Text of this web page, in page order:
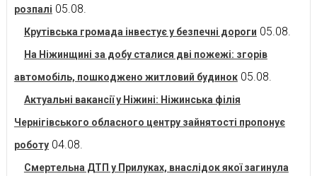
розпалі 05.08.
Крутівська громада інвестує у безпечні дороги 05.08.
На Ніжинщині за добу сталися дві пожежі: згорів
автомобіль, пошкоджено житловий будинок 05.08.
Актуальні вакансії у Ніжині: Ніжинська філія
Чернігівського обласного центру зайнятості пропонує
роботу 04.08.
Смертельна ДТП у Прилуках, внаслідок якої загинула